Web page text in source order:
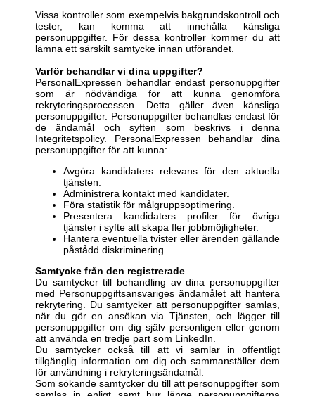
Vissa kontroller som exempelvis bakgrundskontroll och
tester, kan komma att innehålla känsliga
personuppgifter. För dessa kontroller kommer du att
lämna ett särskilt samtycke innan utförandet.
Varför behandlar vi dina uppgifter?
PersonalExpressen behandlar endast personuppgifter
som är nödvändiga för att kunna genomföra
rekryteringsprocessen. Detta gäller även känsliga
personuppgifter. Personuppgifter behandlas endast för
de ändamål och syften som beskrivs i denna
Integritetspolicy. PersonalExpressen behandlar dina
personuppgifter för att kunna:
Avgöra kandidaters relevans för den aktuella
tjänsten.
Administrera kontakt med kandidater.
Föra statistik för målgruppsoptimering.
Presentera kandidaters profiler för övriga
tjänster i syfte att skapa fler jobbmöjligheter.
Hantera eventuella tvister eller ärenden gällande
påstådd diskriminering.
Samtycke från den registrerade
Du samtycker till behandling av dina personuppgifter
med Personuppgiftsansvariges ändamålet att hantera
rekrytering. Du samtycker att personuppgifter samlas,
när du gör en ansökan via Tjänsten, och lägger till
personuppgifter om dig själv personligen eller genom
att använda en tredje part som LinkedIn.
Du samtycker också till att vi samlar in offentligt
tillgänglig information om dig och sammanställer dem
för användning i rekryteringsändamål.
Som sökande samtycker du till att personuppgifter som